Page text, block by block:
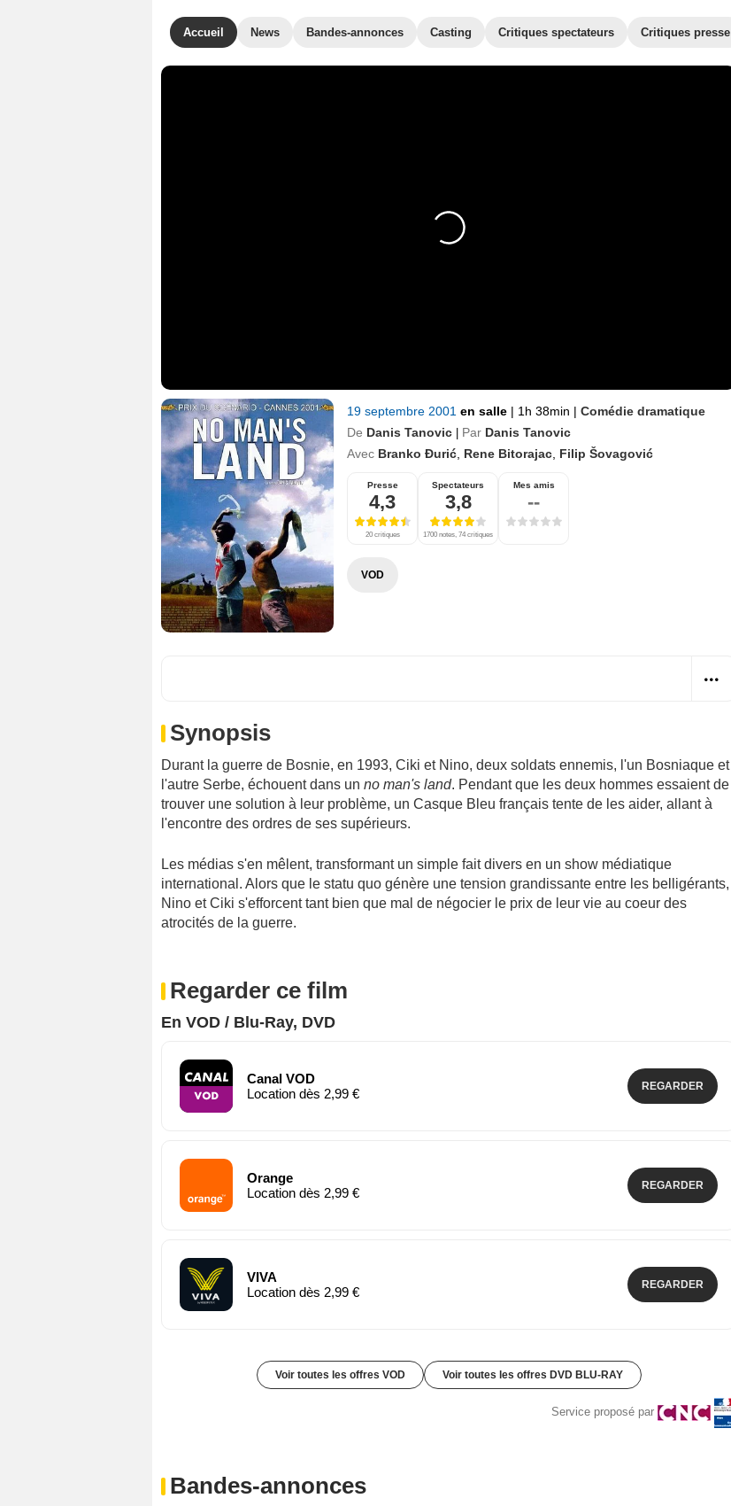
Accueil News Bandes-annonces Casting Critiques spectateurs Critiques presse
19 septembre 2001 en salle | 1h 38min | Comédie dramatique
De Danis Tanovic | Par Danis Tanovic
Avec Branko Đurić Rene Bitorajac Filip Šovagović
Presse
4,3
20 critiques
Spectateurs
3,8
1700 notes, 74 critiques
Mes amis
--
VOD
Synopsis
Durant la guerre de Bosnie, en 1993, Ciki et Nino, deux soldats ennemis, l'un Bosniaque et
l'autre Serbe, échouent dans un no man's land. Pendant que les deux hommes essaient de
trouver une solution à leur problème, un Casque Bleu français tente de les aider, allant à
l'encontre des ordres de ses supérieurs.
Les médias s'en mêlent, transformant un simple fait divers en un show médiatique
international. Alors que le statu quo génère une tension grandissante entre les belligérants,
Nino et Ciki s'efforcent tant bien que mal de négocier le prix de leur vie au coeur des
atrocités de la guerre.
Regarder ce film
En VOD / Blu-Ray, DVD
Canal VOD
Location dès 2,99 €
REGARDER
Orange
Location dès 2,99 €
REGARDER
VIVA
Location dès 2,99 €
REGARDER
Voir toutes les offres VOD Voir toutes les offres DVD BLU-RAY
Service proposé par
Bandes-annonces